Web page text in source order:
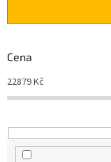
í
r
o
d
u
t
ů
Cena
22879Kč